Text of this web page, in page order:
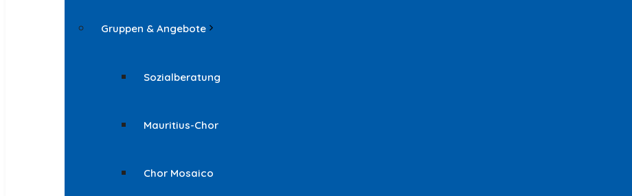
Gruppen & Angebote
Sozialberatung
Mauritius-Chor
Chor Mosaico